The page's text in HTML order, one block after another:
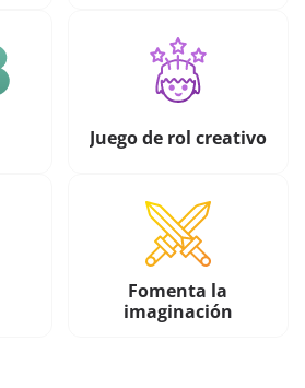
Juego de rol creativo
Fomenta la
imaginación